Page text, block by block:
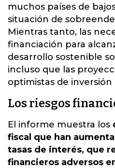
muchos países de
situación de
Mientras tanto, las
financiación para
desarrollo sostenible
incluso que las
optimistas de inversión
Los riesgos
El informe muestra los
fiscal que han
tasas de interés, que
financieros adversos